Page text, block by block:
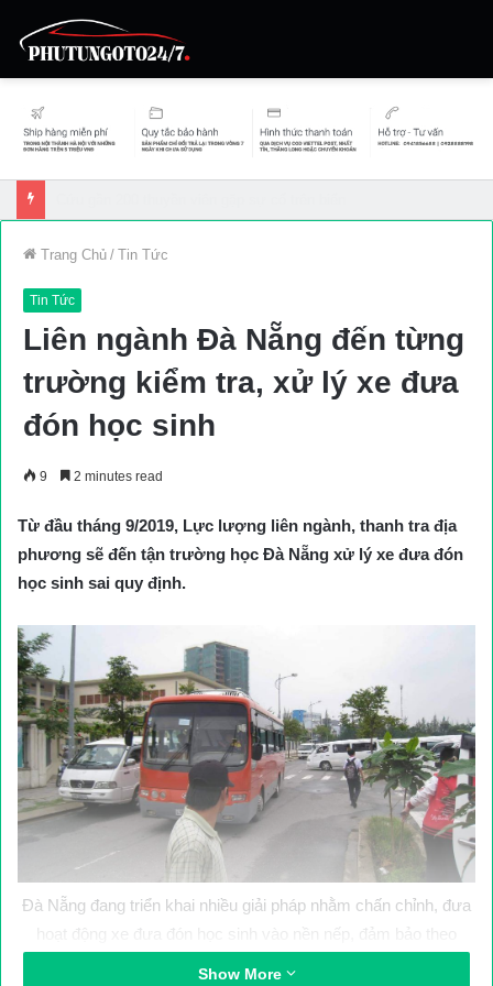
Trang Chủ / Tin Tức
Tin Tức
Liên ngành Đà Nẵng đến từng
trường kiểm tra, xử lý xe đưa
đón học sinh
9 2 minutes read
Từ đầu tháng 9/2019, Lực lượng liên ngành, thanh tra địa
phương sẽ đến tận trường học Đà Nẵng xử lý xe đưa đón
học sinh sai quy định.
Đà Nẵng đang triển khai nhiều giải pháp nhằm chấn chỉnh, đưa
hoạt động xe đưa đón học sinh vào nền nếp, đảm bảo theo
Show More